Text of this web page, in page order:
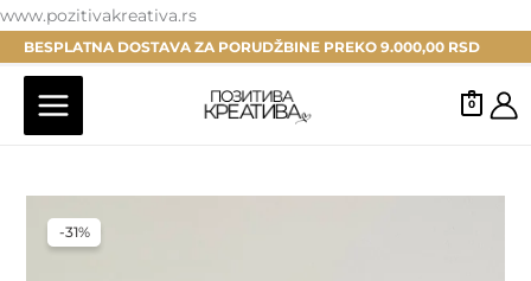
www.pozitivakreativa.rsPređi
na
BESPLATNA DOSTAVA ZA PORUDŽBINE PREKO 9.000,00 RSD
0
-31%